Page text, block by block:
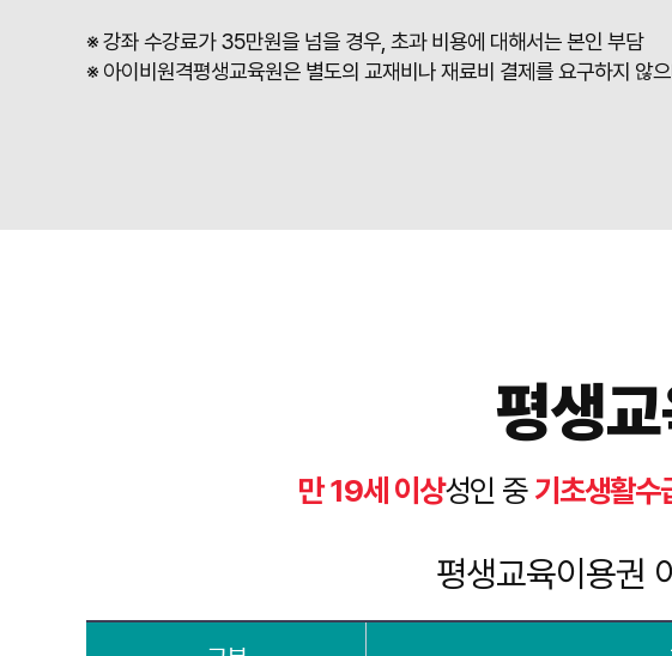
※ 강좌 수강료가 35만원을 넘을 경우, 초과 비용에 대해서는 본인 부담
※ 아이비원격평생교육원은 별도의 교재비나 재료비 결제를 요구하지 않
평생
만 19세 이상성인 중기초생활
평생교육이용권